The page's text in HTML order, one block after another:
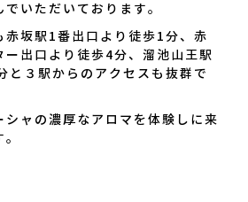
いただいております。
赤坂駅1番出口より徒歩1分、赤
ー出口より徒歩4分、溜池山王駅
と３駅からのアクセスも抜群で
シャの濃厚なアロマを体験しに来